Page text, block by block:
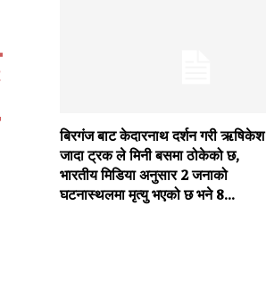
बिरगंज बाट केदारनाथ दर्शन गरी ऋषिकेश
जादा ट्रक ले मिनी बसमा ठोकेको छ,
भारतीय मिडिया अनुसार 2 जनाको
घटनास्थलमा मृत्यु भएको छ भने 8...